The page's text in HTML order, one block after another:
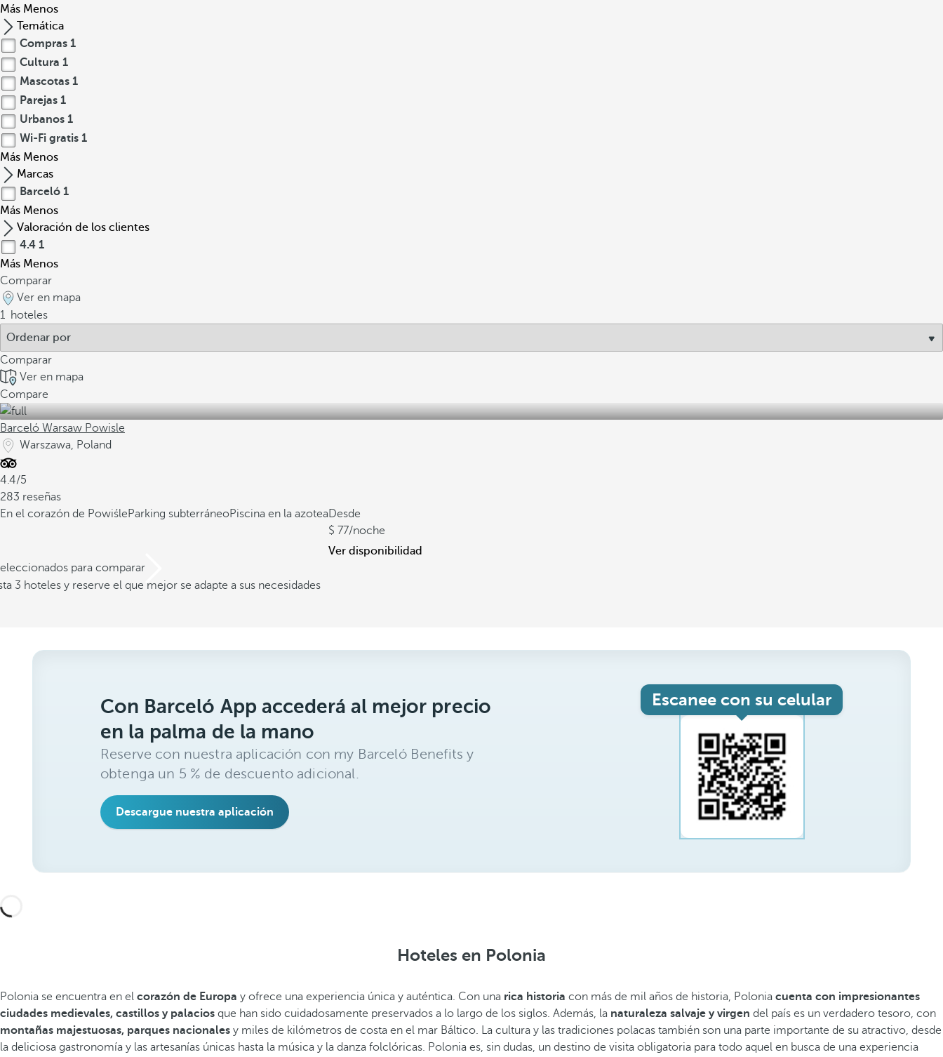
Más Menos
Temática
Compras 1
Cultura 1
Mascotas 1
Parejas 1
Urbanos 1
Wi-Fi gratis 1
Más Menos
Marcas
Barceló 1
Más Menos
Valoración de los clientes
4.4 1
Más Menos
Comparar
Ver en mapa
1 hoteles
Comparar
Ver en mapa
Compare
Barceló Warsaw Powisle
Warszawa, Poland
4.4/5
283 reseñas
En el corazón de PowiśleParking subterráneoPiscina en la azoteaDesde
77/noche
Ver disponibilidad
para comparar
3 hoteles y reserve el que mejor se adapte a sus necesidades
Con Barceló App accederá al mejor precio
en la palma de la mano
Reserve con nuestra aplicación con my Barceló Benefits y
obtenga un 5 % de descuento adicional.
Descargue nuestra aplicación
Escanee con su celular
Hoteles en Polonia
Polonia se encuentra en el corazón de Europa y ofrece una experiencia única y auténtica. Con una rica historia con más de mil años de historia, Polonia cuenta con impresionantes
ciudades medievales, castillos y palacios que han sido cuidadosamente preservados a lo largo de los siglos. Además, la naturaleza salvaje y virgen del país es un verdadero tesoro, con
montañas majestuosas, parques nacionales y miles de kilómetros de costa en el mar Báltico. La cultura y las tradiciones polacas también son una parte importante de su atractivo, desde
la deliciosa gastronomía y las artesanías únicas hasta la música y la danza folclóricas. Polonia es, sin dudas, un destino de visita obligatoria para todo aquel en busca de una experiencia